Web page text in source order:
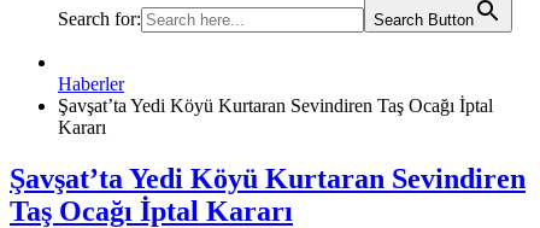
Search for: Search Button
Haberler
Şavşat’ta Yedi Köyü Kurtaran Sevindiren Taş Ocağı İptal
Kararı
Şavşat’ta Yedi Köyü Kurtaran Sevindiren
Taş Ocağı İptal Kararı